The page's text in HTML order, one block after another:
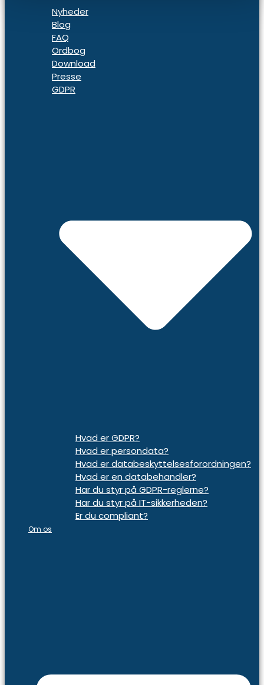
Nyheder
Blog
FAQ
Ordbog
Download
Presse
GDPR
Hvad er GDPR?
Hvad er persondata?
Hvad er databeskyttelsesforordningen?
Hvad er en databehandler?
Har du styr på GDPR-reglerne?
Har du styr på IT-sikkerheden?
Er du compliant?
Om os